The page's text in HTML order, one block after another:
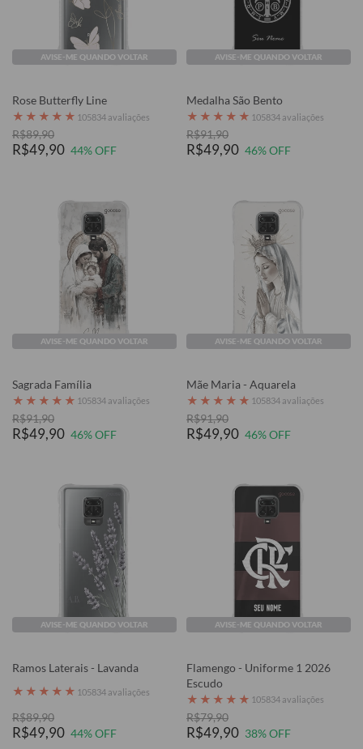
AVISE-ME QUANDO VOLTAR
Rose Butterfly Line
★ ★ ★ ★ ★ 105834 avaliações
R$89,90
R$49,90 44% OFF
AVISE-ME QUANDO VOLTAR
Medalha São Bento
★ ★ ★ ★ ★ 105834 avaliações
R$91,90
R$49,90 46% OFF
AVISE-ME QUANDO VOLTAR
Sagrada Família
★ ★ ★ ★ ★ 105834 avaliações
R$91,90
R$49,90 46% OFF
AVISE-ME QUANDO VOLTAR
Mãe Maria - Aquarela
★ ★ ★ ★ ★ 105834 avaliações
R$91,90
R$49,90 46% OFF
AVISE-ME QUANDO VOLTAR
Ramos Laterais - Lavanda
★ ★ ★ ★ ★ 105834 avaliações
R$89,90
R$49,90 44% OFF
AVISE-ME QUANDO VOLTAR
Flamengo - Uniforme 1 2026
Escudo
★ ★ ★ ★ ★ 105834 avaliações
R$79,90
R$49,90 38% OFF